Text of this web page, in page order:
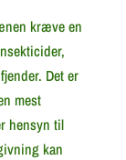
kræve en
Det er
mest
hensyn til
kan